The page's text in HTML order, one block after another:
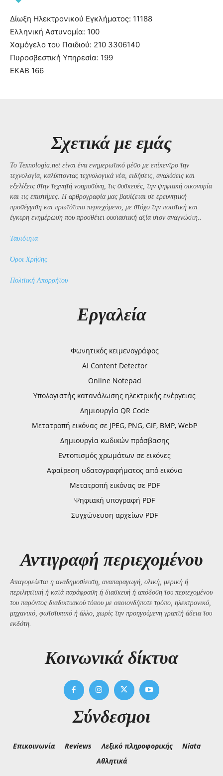
Δίωξη Ηλεκτρονικού Εγκλήματος: 11188
Ελληνική Αστυνομία: 100
Χαμόγελο του Παιδιού: 210 3306140
Πυροσβεστική Υπηρεσία: 199
ΕΚΑΒ 166
Σχετικά με εμάς
Το Texnologia.net είναι ένα ενημερωτικό μέσο με επίκεντρο την
τεχνολογία, καλύπτοντας τεχνολογικά νέα, ειδήσεις, αναλύσεις και
εξελίξεις στην τεχνητή νοημοσύνη, τις συσκευές, την ψηφιακή οικονομία
και τις επιστήμες. Η αρθρογραφία μας βασίζεται σε ερευνητική
προσέγγιση και πρωτότυπο περιεχόμενο, με στόχο την ποιοτική και
έγκυρη ενημέρωση που προσθέτει ουσιαστική αξία στον αναγνώστη..
Ταυτότητα
Όροι Χρήσης
Πολιτική Απορρήτου
Εργαλεία
Φωνητικός κειμενογράφος
AI Content Detector
Online Notepad
Υπολογιστής κατανάλωσης ηλεκτρικής ενέργειας
Δημιουργία QR Code
Μετατροπή εικόνας σε JPEG, PNG, GIF, BMP, WebP
Δημιουργία κωδικών πρόσβασης
Εντοπισμός χρωμάτων σε εικόνες
Αφαίρεση υδατογραφήματος από εικόνα
Μετατροπή εικόνας σε PDF
Ψηφιακή υπογραφή PDF
Συγχώνευση αρχείων PDF
Αντιγραφή περιεχομένου
Απαγορεύεται η αναδημοσίευση, αναπαραγωγή, ολική, μερική ή
περιληπτική ή κατά παράφραση ή διασκευή ή απόδοση του περιεχομένου
του παρόντος διαδικτυακού τόπου με οποιονδήποτε τρόπο, ηλεκτρονικό,
μηχανικό, φωτοτυπικό ή άλλο, χωρίς την προηγούμενη γραπτή άδεια του
εκδότη.
Kοινωνικά δίκτυα
Σύνδεσμοι
Επικοινωνία Reviews Λεξικό πληροφορικής
Niata
Αθλητικά